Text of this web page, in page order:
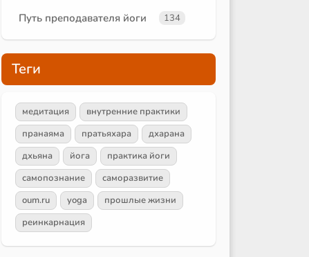
Путь преподавателя йоги 134
Теги
медитация
внутренние практики
пранаяма
пратьяхара
дхарана
дхьяна
йога
практика йоги
самопознание
саморазвитие
oum.ru
yoga
прошлые жизни
реинкарнация